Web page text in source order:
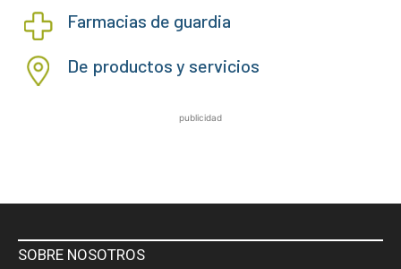
Farmacias de guardia
De productos y servicios
publicidad
SOBRE NOSOTROS